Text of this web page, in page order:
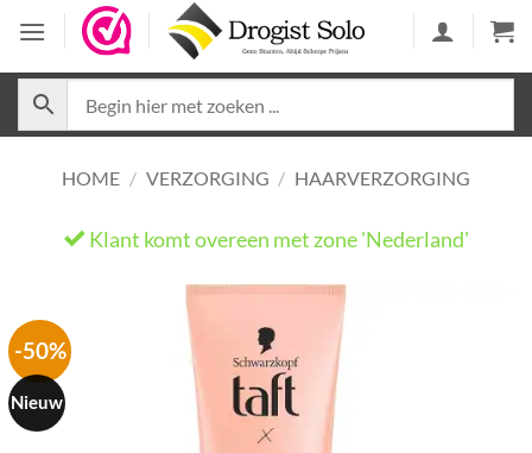
HOME / VERZORGING / HAARVERZORGING
Klant komt overeen met zone 'Nederland'
-50%
Nieuw